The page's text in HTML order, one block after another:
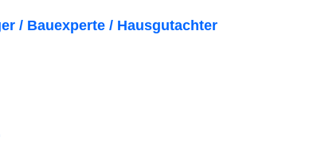
/ Bauexperte / Hausgutachter